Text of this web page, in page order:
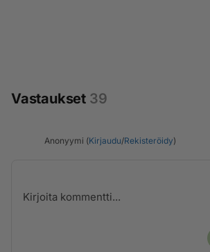
Vastaukset 39
Anonyymi (Kirjaudu/Rekisteröidy)